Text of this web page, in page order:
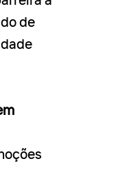
de